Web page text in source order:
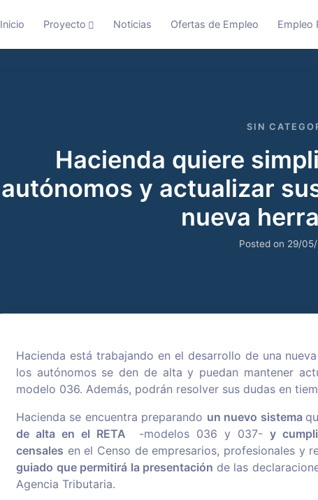
Inicio Proyecto Noticias Ofertas de Empleo Empleo
SIN
Hacienda quiere
autónomos y actualizar
nueva
Posted on 29/
Hacienda está trabajando en el desarrollo de una
los autónomos se den de alta y puedan mantener
modelo 036. Además, podrán resolver sus dudas en
Hacienda se encuentra preparando un nuevo sistema
de alta en el RETA
-modelos 036 y 037- y
censales en el Censo de empresarios, profesionales y
guiado que permitirá la presentación de las
Agencia Tributaria.